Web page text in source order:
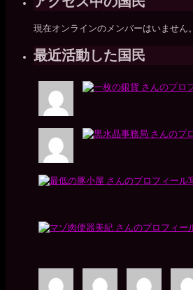
現在オンラインのメンバーはいません。
最近活動した国民